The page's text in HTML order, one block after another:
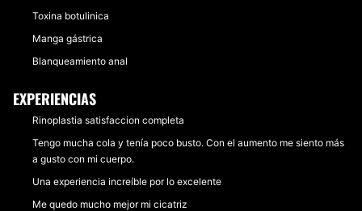
Toxina botulinica
Manga gástrica
Blanqueamiento anal
EXPERIENCIAS
Rinoplastia satisfaccion completa
Tengo mucha cola y tenía poco busto. Con el aumento me siento más
a gusto con mi cuerpo.
Una experiencia increíble por lo excelente
Me quedo mucho mejor mi cicatriz